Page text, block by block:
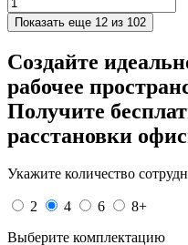
Показать еще 12 из 102
Создайте
рабочее
Получите
расстановки
Укажите количество
2 4 6
8+
Выберите комплектацию